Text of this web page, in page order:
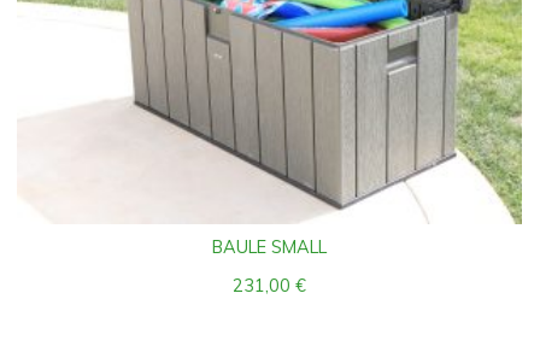
BAULE SMALL
231,00€